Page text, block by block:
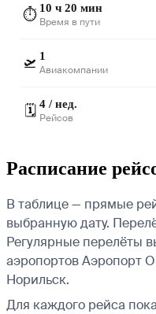
⏱️ 10 ч 20 мин
Время в пути
🛫 1
Авиакомпании
🗓️ 4 / нед.
Рейсов
Расписание
В таблице — прямые
выбранную дату.
Регулярные перелёты
аэропортов Аэропорт
Норильск.
Для каждого рейса